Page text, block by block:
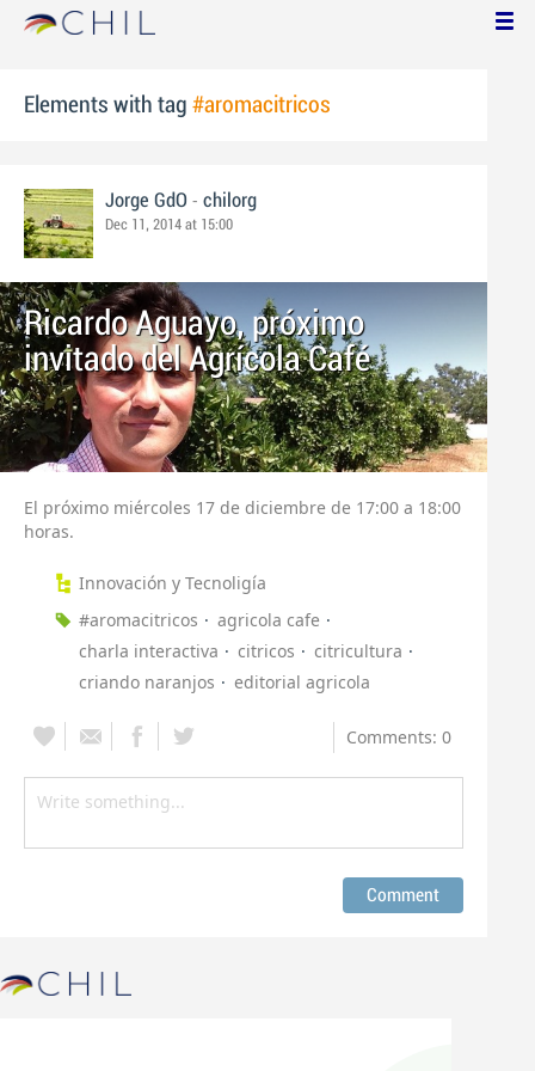
Elements with tag #aromacitricos
Jorge GdO - chilorg
Dec 11, 2014 at 15:00
Ricardo Aguayo, próximo
invitado del Agrícola Café
El próximo miércoles 17 de diciembre de 17:00 a 18:00
horas.
Innovación y Tecnoligía
#aromacitricos
agricola cafe
charla interactiva
citricos
citricultura
criando naranjos
editorial agricola
Comments: 0